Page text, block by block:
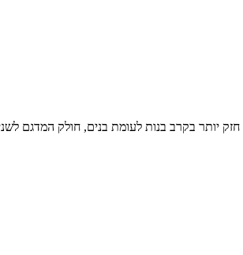
יותר בקרב בנות לעומת בנים, חולק המדגם